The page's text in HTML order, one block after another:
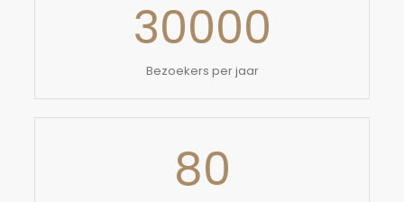
30000
Bezoekers per jaar
80